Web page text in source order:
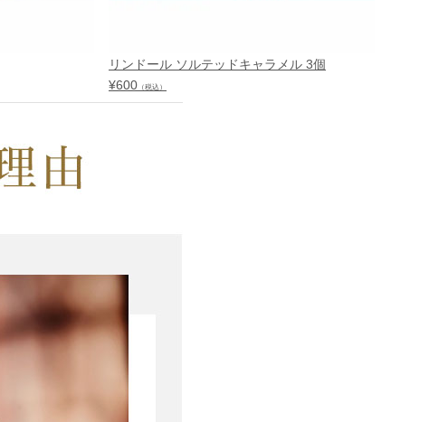
リンドール ソルテッドキャラメル 3個
¥600 （税込）